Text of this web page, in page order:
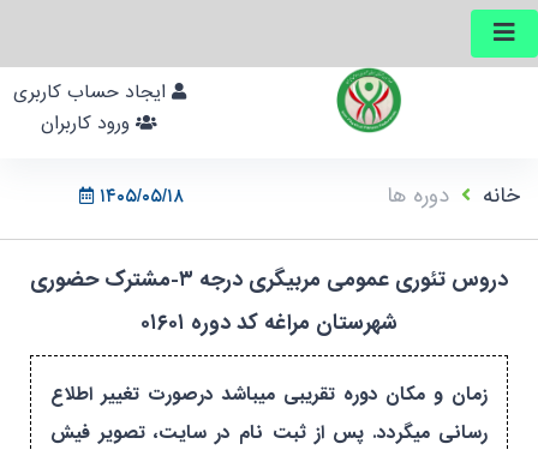
۱۴۰۵/۰۵/۱۸ خانه دوره ها
دروس تئوری عمومی مربیگری درجه ۳-مشترک حضوری
شهرستان مراغه کد دوره ۰۱۶۰۱
زمان و مکان دوره تقریبی میباشد درصورت تغییر اطلاع
رسانی میگردد. پس از ثبت نام در سایت، تصویر فیش